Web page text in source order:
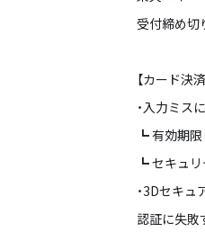
受付締め切
【カード決
・入力ミス
┗ 有効期限
┗ セキュ
・3Dセキュ
認証に失敗